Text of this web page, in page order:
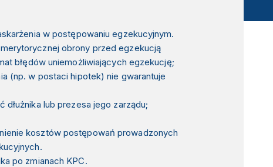
w postępowaniu egzekucyjnym.
obrony przed egzekucją
błędów uniemożliwiających egzekucję;
(np. w postaci hipotek) nie gwarantuje
lub prezesa jego zarządu;
kosztów postępowań prowadzonych
po zmianach KPC.